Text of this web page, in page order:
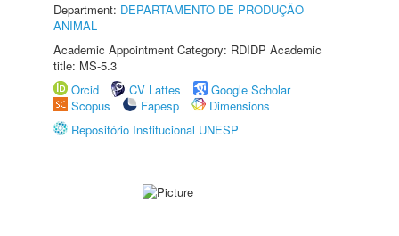
Department: DEPARTAMENTO DE PRODUÇÃO
ANIMAL
Academic Appointment Category: RDIDP Academic
title: MS-5.3
Orcid
CV Lattes
Google Scholar
Scopus
Fapesp
Dimensions
Repositório Institucional UNESP